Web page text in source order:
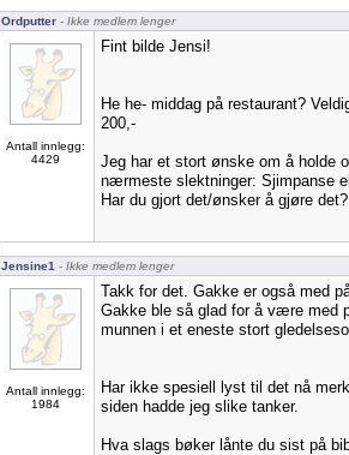
Ordputter - Ikke medlem lenger
Antall innlegg:
4429
Fint bilde Jensi!
He he- middag på restaurant?
200,-
Jeg har et stort ønske om å holde
nærmeste slektninger: Sjimpanse
Har du gjort det/ønsker å gjøre det?
Jensine1 - Ikke medlem lenger
Antall innlegg:
1984
Takk for det. Gakke er også med
Gakke ble så glad for å være med
munnen i et eneste stort
Har ikke spesiell lyst til det nå
siden hadde jeg slike tanker.
Hva slags bøker lånte du sist på